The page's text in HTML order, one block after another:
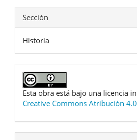
Sección
Historia
Esta obra está bajo una licencia
Creative Commons Atribución 4.0